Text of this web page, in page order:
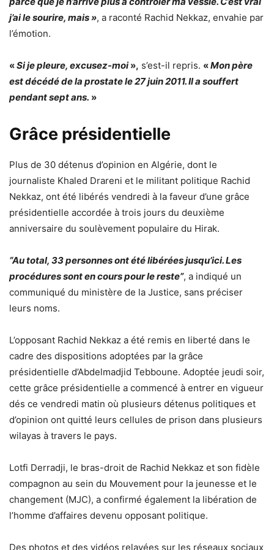
j’ai le sourire, mais », a raconté Rachid Nekkaz, envahie par
l’émotion.
«Si je pleure, excusez-moi», s’est-il repris. «Mon père
est décédé de la prostate le 27 juin 2011. Il a souffert
pendant sept ans. »
Grâce présidentielle
Plus de 30 détenus d’opinion en Algérie, dont le
journaliste Khaled Drareni et le militant politique Rachid
Nekkaz, ont été libérés vendredi à la faveur d’une grâce
présidentielle accordée à trois jours du deuxième
anniversaire du soulèvement populaire du Hirak.
“Au total, 33 personnes ont été libérées jusqu’ici. Les
procédures sont en cours pour le reste”, a indiqué un
communiqué du ministère de la Justice, sans préciser
leurs noms.
L’opposant Rachid Nekkaz a été remis en liberté dans le
cadre des dispositions adoptées par la grâce
présidentielle d’Abdelmadjid Tebboune. Adoptée jeudi soir,
cette grâce présidentielle a commencé à entrer en vigueur
dés ce vendredi matin où plusieurs détenus politiques et
d’opinion ont quitté leurs cellules de prison dans plusieurs
wilayas à travers le pays.
Lotfi Derradji, le bras-droit de Rachid Nekkaz et son fidèle
compagnon au sein du Mouvement pour la jeunesse et le
changement (MJC), a confirmé également la libération de
l’homme d’affaires devenu opposant politique.
Des photos et des vidéos relayées sur les réseaux sociaux